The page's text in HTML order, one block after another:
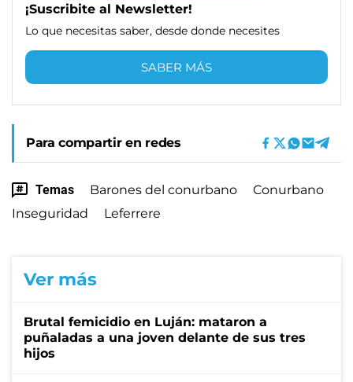
¡Suscribite al Newsletter!
Lo que necesitas saber, desde donde necesites
SABER MÁS
Para compartir en redes
Temas Barones del conurbano
Conurbano
Inseguridad
Leferrere
Ver más
Brutal femicidio en Luján: mataron a
puñaladas a una joven delante de sus tres
hijos